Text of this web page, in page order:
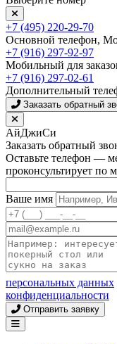
+7 (495) 220-29-70
Основной телефон,
+7 (916) 297-92-97
Мобильный для
+7 (916) 297-02-61
Дополнительный
Заказать обратный
АйДжиСи
Заказать обратный
Оставьте телефон —
проконсультирует по
Ваше имя
персональных данных
конфиденциальности
Отправить заявку